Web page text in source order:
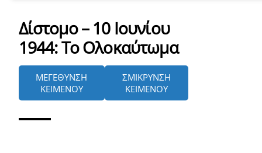
Δίστομο – 10 Ιουνίου
1944: Το Ολοκαύτωμα
ΜΕΓΕΘΥΝΣΗ
ΚΕΙΜΕΝΟΥ
ΣΜΙΚΡΥΝΣΗ
ΚΕΙΜΕΝΟΥ